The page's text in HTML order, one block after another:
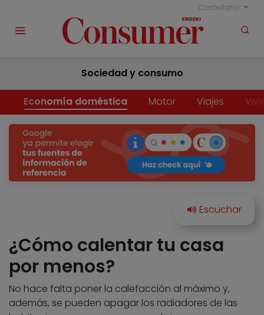
Castellano
Sociedad y consumo
Economía doméstica Motor Viajes
¿Cómo calentar tu casa
por menos?
No hace falta poner la calefacción al máximo y,
además, se pueden apagar los radiadores de las